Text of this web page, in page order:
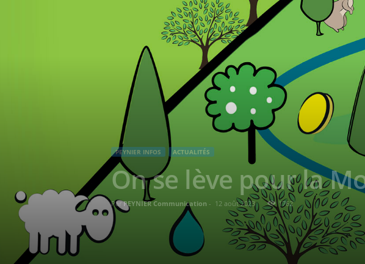
PEYNIER INFOS ACTUALITÉS
On se lève pour la
Par PEYNIER Communication- 12 août 2023 1762